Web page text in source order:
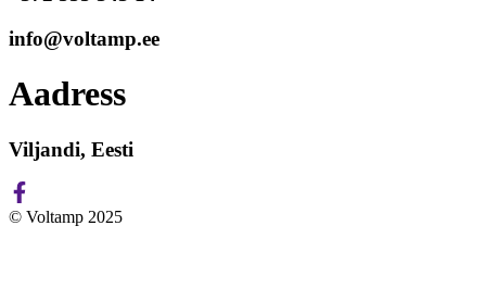
info@voltamp.ee
Aadress
Viljandi, Eesti
© Voltamp 2025